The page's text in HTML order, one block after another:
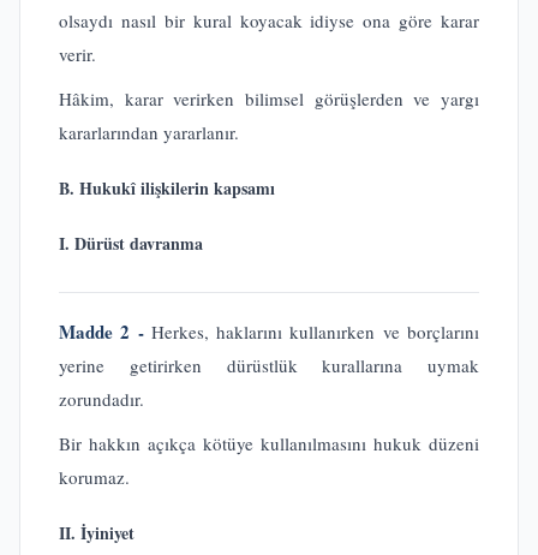
olsaydı nasıl bir kural koyacak idiyse ona göre karar
verir.
Hâkim, karar verirken bilimsel görüşlerden ve yargı
kararlarından yararlanır.
B. Hukukî ilişkilerin kapsamı
I. Dürüst davranma
Madde 2 -Herkes, haklarını kullanırken ve borçlarını
yerine getirirken dürüstlük kurallarına uymak
zorundadır.
Bir hakkın açıkça kötüye kullanılmasını hukuk düzeni
korumaz.
II. İyiniyet